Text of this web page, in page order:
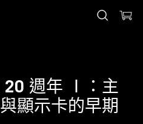
20 週年 Ⅰ：主
顯示卡的早期